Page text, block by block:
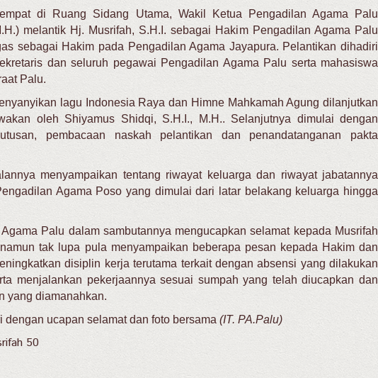
di Ruang Sidang Utama, Wakil Ketua Pengadilan Agama Palu
melantik Hj. Musrifah, S.H.I. sebagai Hakim Pengadilan Agama Palu
sebagai Hakim pada Pengadilan Agama Jayapura. Pelantikan dihadiri
dan seluruh pegawai Pengadilan Agama Palu serta mahasiswa
Palu.
lagu Indonesia Raya dan Himne Mahkamah Agung dilanjutkan
oleh Shiyamus Shidqi, S.H.I., M.H.. Selanjutnya dimulai dengan
pembacaan naskah pelantikan dan penandatanganan pakta
menyampaikan tentang riwayat keluarga dan riwayat jabatannya
Agama Poso yang dimulai dari latar belakang keluarga hingga
Palu dalam sambutannya mengucapkan selamat kepada Musrifah
tak lupa pula menyampaikan beberapa pesan kepada Hakim dan
disiplin kerja terutama terkait dengan absensi yang dilakukan
menjalankan pekerjaannya sesuai sumpah yang telah diucapkan dan
yang diamanahkan.
ucapan selamat dan foto bersama (IT. PA.Palu)